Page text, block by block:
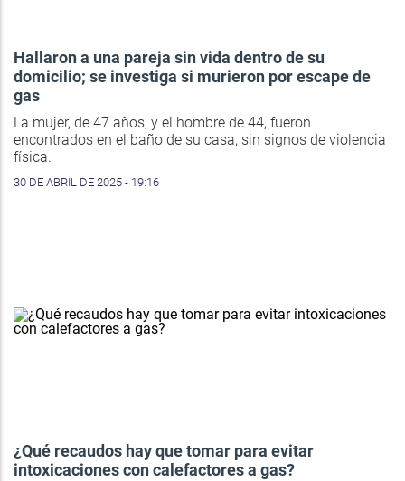
Hallaron a una pareja sin vida dentro de su
domicilio; se investiga si murieron por escape de
gas
La mujer, de 47 años, y el hombre de 44, fueron
encontrados en el baño de su casa, sin signos de violencia
física.
30 DE ABRIL DE 2025 - 19:16
¿Qué recaudos hay que tomar para evitar
intoxicaciones con calefactores a gas?